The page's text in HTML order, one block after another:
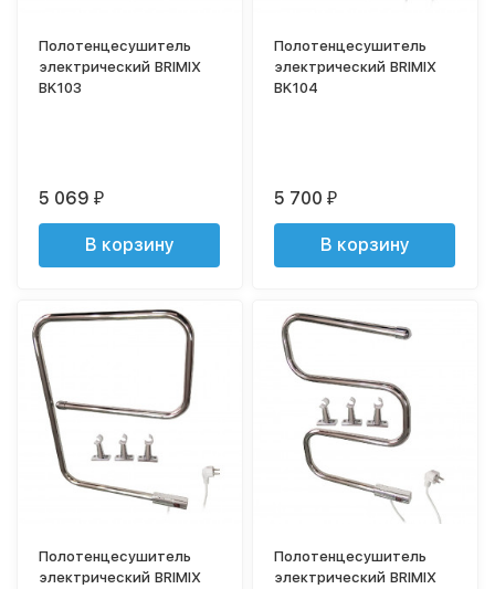
Полотенцесушитель
электрический BRIMIX
BK103
5 069₽
В корзину
Полотенцесушитель
электрический BRIMIX
BK104
5 700₽
В корзину
Полотенцесушитель
электрический BRIMIX
Полотенцесушитель
электрический BRIMIX